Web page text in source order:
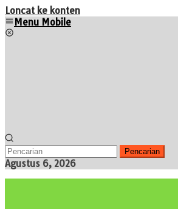
Loncat ke konten
Menu Mobile
Pencarian
Agustus 6, 2026